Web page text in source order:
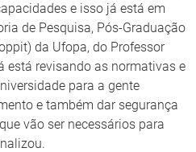
e isso já está em
de Pesquisa, Pós-Graduação
da Ufopa, do Professor
está revisando as normativas e
para a gente
e também dar segurança
vão ser necessários para